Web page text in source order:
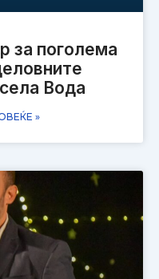
за поголема
Вода
»